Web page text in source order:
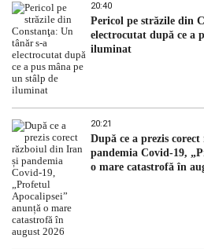
20:40
Pericol pe străzile din
electrocutat după ce a
iluminat
20:21
După ce a prezis
pandemia Covid-19,
o mare catastrofă în